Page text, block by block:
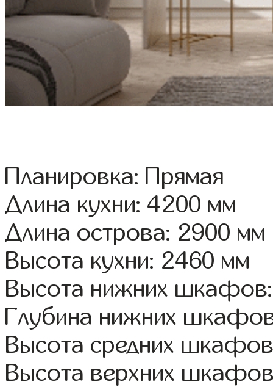
Планировка: Прямая
Длина кухни: 4200 мм
Длина острова: 2900 мм
Высота кухни: 2460 мм
Высота нижних
Глубина нижних
Высота средних
Высота верхних